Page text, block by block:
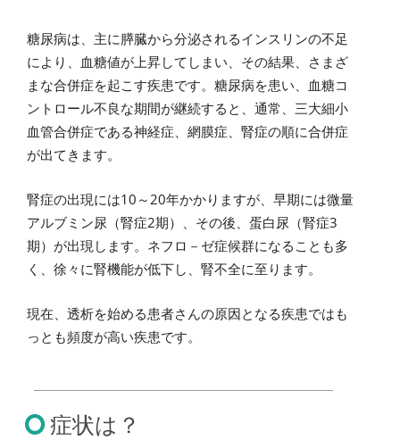
糖尿病は、主に膵臓から分泌されるインスリンの不足
により、血糖値が上昇してしまい、その結果、さまざ
まな合併症を起こす疾患です。糖尿病を患い、血糖コ
ントロール不良な期間が継続すると、通常、三大細小
血管合併症である神経症、網膜症、腎症の順に合併症
が出てきます。
腎症の出現には10～20年かかりますが、早期には微量
アルブミン尿（腎症2期）、その後、蛋白尿（腎症3
期）が出現します。ネフロ－ゼ症候群になることも多
く、徐々に腎機能が低下し、腎不全に至ります。
現在、透析を始める患者さんの原因となる疾患ではも
っとも頻度が高い疾患です。
症状は？